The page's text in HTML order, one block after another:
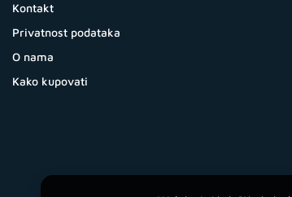
Kontakt
Privatnost podataka
O nama
Kako kupovati